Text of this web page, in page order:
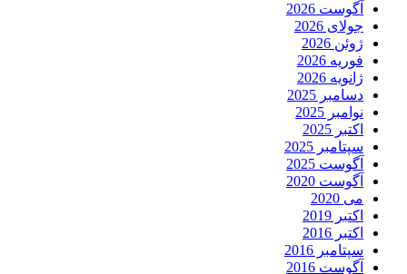
آگوست 2026
جولای 2026
ژوئن 2026
فوریه 2026
ژانویه 2026
دسامبر 2025
نوامبر 2025
اکتبر 2025
سپتامبر 2025
آگوست 2025
آگوست 2020
می 2020
اکتبر 2019
اکتبر 2016
سپتامبر 2016
آگوست 2016